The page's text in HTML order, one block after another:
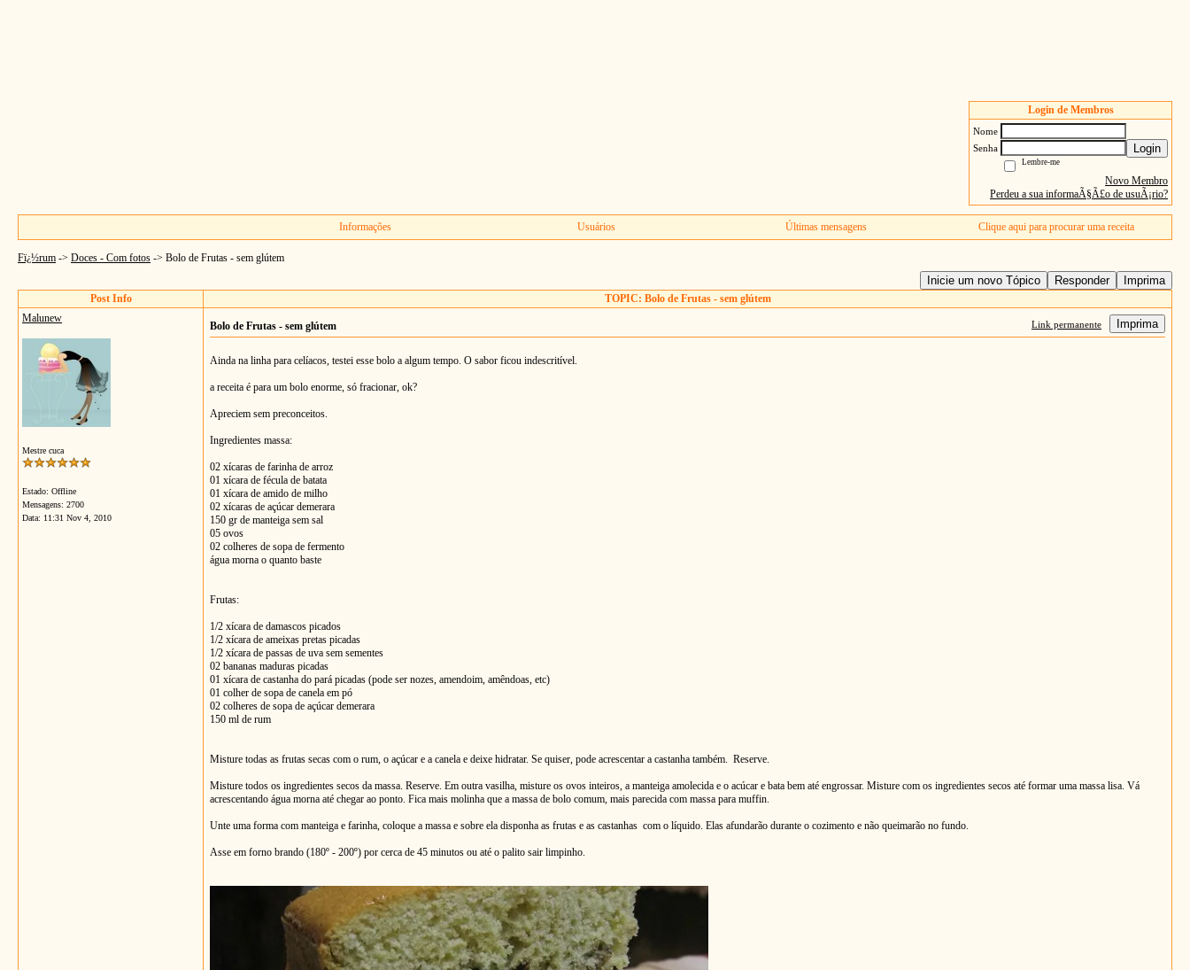
Login de Membros
Nome
Senha
Login
Lembre-me
Novo Membro
Perdeu a sua informaÃ§Ã£o de usuÃ¡rio?
Informações Usuários Últimas mensagens Clique aqui para procurar uma receita
Fï¿½rum -> Doces - Com fotos -> Bolo de Frutas - sem glútem
Inicie um novo Tópico Responder Imprima
Post Info
TOPIC: Bolo de Frutas - sem glútem
Malunew
Mestre cuca
Estado: Offline
Mensagens: 2700
Data: 11:31 Nov 4, 2010
Bolo de Frutas - sem glútem Link permanente Imprima
Ainda na linha para celíacos, testei esse bolo a algum tempo. O sabor ficou indescritível.
a receita é para um bolo enorme, só fracionar, ok?
Apreciem sem preconceitos.
Ingredientes massa:
02 xícaras de farinha de arroz
01 xícara de fécula de batata
01 xícara de amido de milho
02 xícaras de açúcar demerara
150 gr de manteiga sem sal
05 ovos
02 colheres de sopa de fermento
água morna o quanto baste
Frutas:
1/2 xícara de damascos picados
1/2 xícara de ameixas pretas picadas
1/2 xícara de passas de uva sem sementes
02 bananas maduras picadas
01 xícara de castanha do pará picadas (pode ser nozes, amendoim, amêndoas, etc)
01 colher de sopa de canela em pó
02 colheres de sopa de açúcar demerara
150 ml de rum
Misture todas as frutas secas com o rum, o açúcar e a canela e deixe hidratar. Se quiser, pode acrescentar a castanha também. Reserve.
Misture todos os ingredientes secos da massa. Reserve. Em outra vasilha, misture os ovos inteiros, a manteiga amolecida e o acúcar e bata bem até engrossar. Misture com os ingredientes secos até formar uma massa lisa. Vá
acrescentando água morna até chegar ao ponto. Fica mais molinha que a massa de bolo comum, mais parecida com massa para muffin.
Unte uma forma com manteiga e farinha, coloque a massa e sobre ela disponha as frutas e as castanhas com o líquido. Elas afundarão durante o cozimento e não queimarão no fundo.
Asse em forno brando (180º - 200º) por cerca de 45 minutos ou até o palito sair limpinho.